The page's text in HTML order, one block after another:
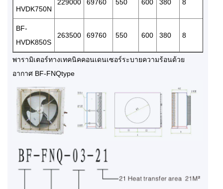
HVDK750N
229000 69760 550 600 380 8
BF-
HVDK850S
263500 69760 550 600 380 8
พารามิเตอร์ทางเทคนิคคอนเดนเซอร์ระบายความร้อนด้วย
อากาศ BF-FNQtype